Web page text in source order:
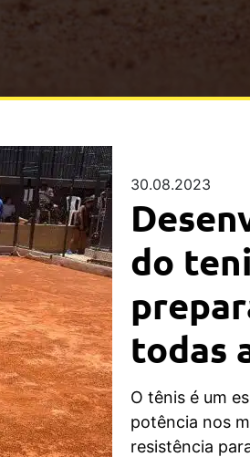
30.08.2023
do
todas
O tênis é um
potência nos
resistência